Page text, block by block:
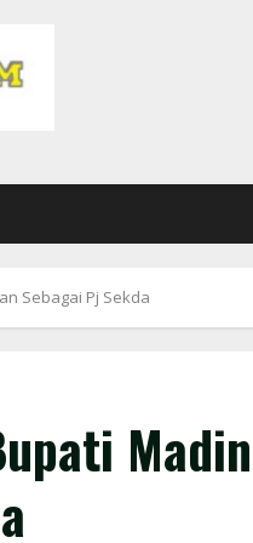
Sebagai Pj Sekda